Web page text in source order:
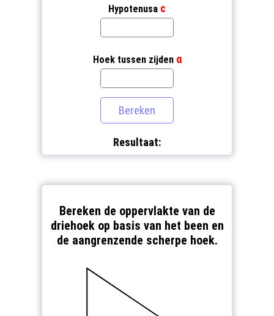
Hypotenusa с
Hoek tussen zijden α
Resultaat:
Bereken de oppervlakte van de
driehoek op basis van het been en
de aangrenzende scherpe hoek.